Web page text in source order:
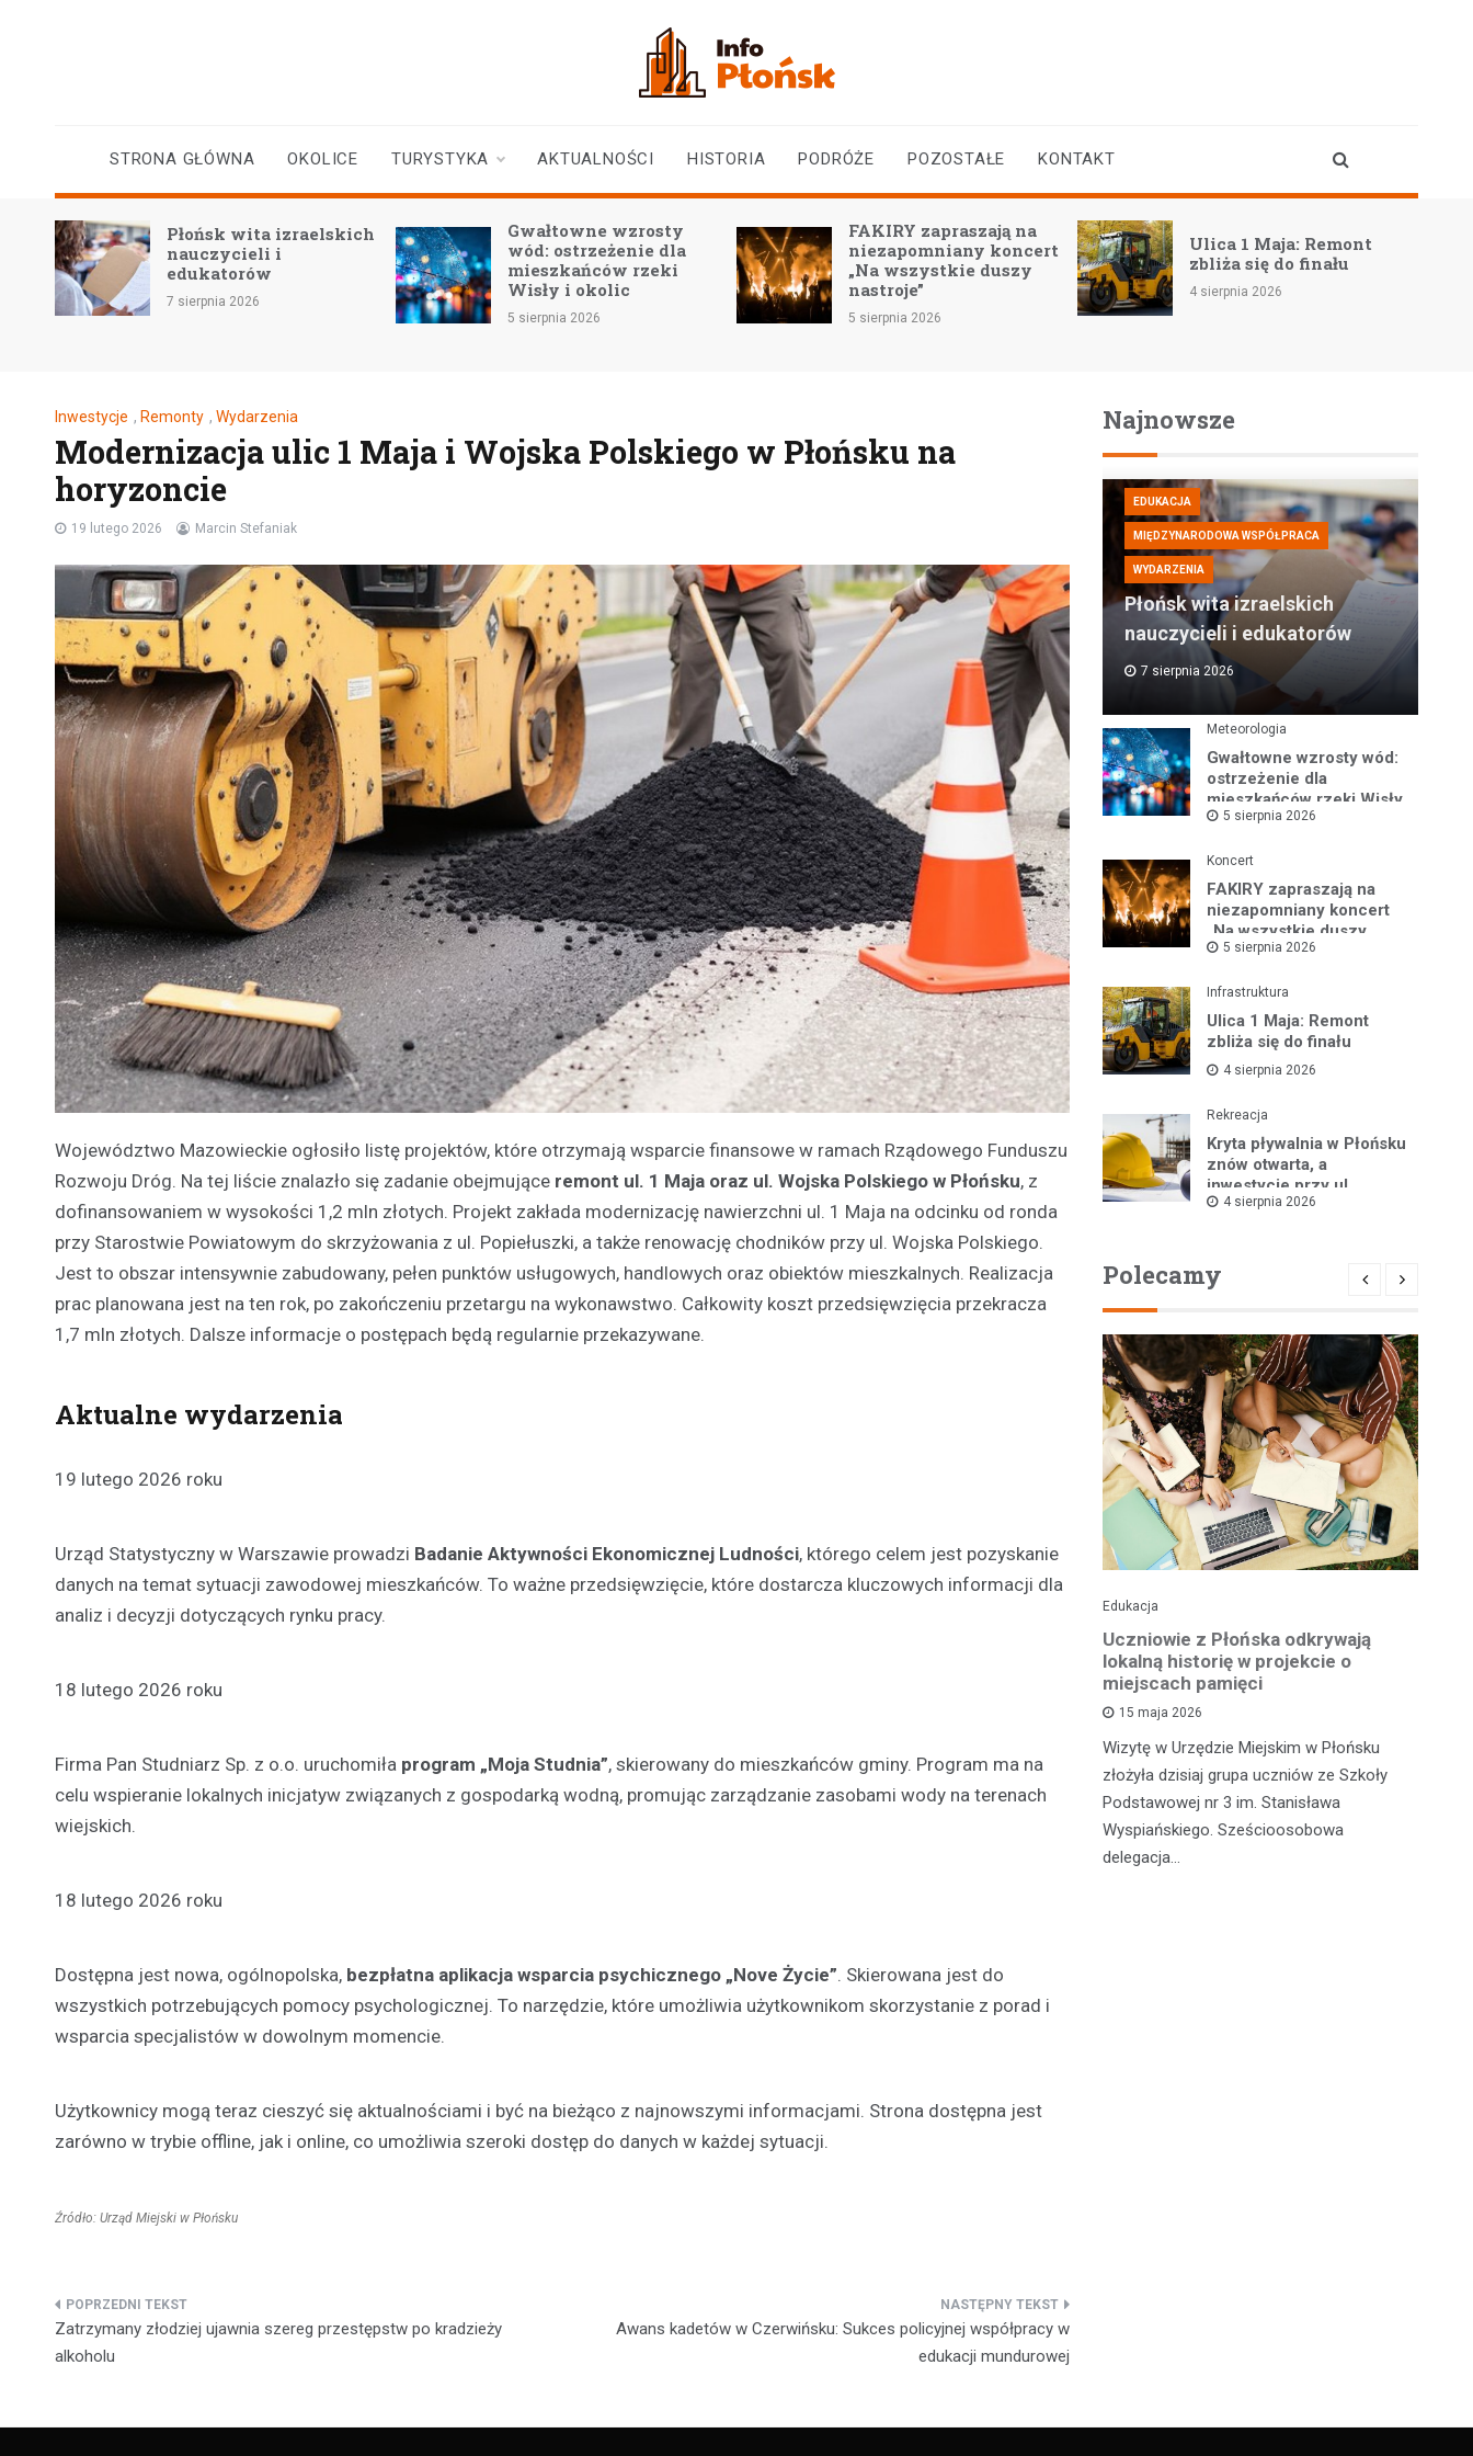
STRONA GŁÓWNA OKOLICE TURYSTYKA AKTUALNOŚCI HISTORIA PODRÓŻE POZOSTAŁE KONTAKT
Płońsk wita izraelskich
nauczycieli i
edukatorów
7 sierpnia 2026
Gwałtowne wzrosty
wód: ostrzeżenie dla
mieszkańców rzeki
Wisły i okolic
5 sierpnia 2026
FAKIRY zapraszają na
niezapomniany koncert
„Na wszystkie duszy
nastroje”
5 sierpnia 2026
Ulica 1 Maja: Remont
zbliża się do finału
4 sierpnia 2026
Inwestycje , Remonty , Wydarzenia
Modernizacja ulic 1 Maja i Wojska Polskiego w Płońsku na
horyzoncie
19 lutego 2026 Marcin Stefaniak
Województwo Mazowieckie ogłosiło listę projektów, które otrzymają wsparcie finansowe w ramach Rządowego Funduszu
Rozwoju Dróg. Na tej liście znalazło się zadanie obejmujące remont ul. 1 Maja oraz ul. Wojska Polskiego w Płońsku, z
dofinansowaniem w wysokości 1,2 mln złotych. Projekt zakłada modernizację nawierzchni ul. 1 Maja na odcinku od ronda
przy Starostwie Powiatowym do skrzyżowania z ul. Popiełuszki, a także renowację chodników przy ul. Wojska Polskiego.
Jest to obszar intensywnie zabudowany, pełen punktów usługowych, handlowych oraz obiektów mieszkalnych. Realizacja
prac planowana jest na ten rok, po zakończeniu przetargu na wykonawstwo. Całkowity koszt przedsięwzięcia przekracza
1,7 mln złotych. Dalsze informacje o postępach będą regularnie przekazywane.
Aktualne wydarzenia
19 lutego 2026 roku
Urząd Statystyczny w Warszawie prowadzi Badanie Aktywności Ekonomicznej Ludności, którego celem jest pozyskanie
danych na temat sytuacji zawodowej mieszkańców. To ważne przedsięwzięcie, które dostarcza kluczowych informacji dla
analiz i decyzji dotyczących rynku pracy.
18 lutego 2026 roku
Firma Pan Studniarz Sp. z o.o. uruchomiła program „Moja Studnia”, skierowany do mieszkańców gminy. Program ma na
celu wspieranie lokalnych inicjatyw związanych z gospodarką wodną, promując zarządzanie zasobami wody na terenach
wiejskich.
18 lutego 2026 roku
Dostępna jest nowa, ogólnopolska, bezpłatna aplikacja wsparcia psychicznego „Nove Życie”. Skierowana jest do
wszystkich potrzebujących pomocy psychologicznej. To narzędzie, które umożliwia użytkownikom skorzystanie z porad i
wsparcia specjalistów w dowolnym momencie.
Użytkownicy mogą teraz cieszyć się aktualnościami i być na bieżąco z najnowszymi informacjami. Strona dostępna jest
zarówno w trybie offline, jak i online, co umożliwia szeroki dostęp do danych w każdej sytuacji.
Źródło: Urząd Miejski w Płońsku
Nawigacja
wpisu
Zatrzymany złodziej ujawnia szereg przestępstw po kradzieży
alkoholu
Awans kadetów w Czerwińsku: Sukces policyjnej współpracy w
edukacji mundurowej
Najnowsze
EDUKACJA
MIĘDZYNARODOWA WSPÓŁPRACA
WYDARZENIA
Płońsk wita izraelskich
nauczycieli i edukatorów
7 sierpnia 2026
Meteorologia
Gwałtowne wzrosty wód:
ostrzeżenie dla
mieszkańców rzeki Wisły
i okolic
5 sierpnia 2026
Koncert
FAKIRY zapraszają na
niezapomniany koncert
„Na wszystkie duszy
nastroje”
5 sierpnia 2026
Infrastruktura
Ulica 1 Maja: Remont
zbliża się do finału
4 sierpnia 2026
Rekreacja
Kryta pływalnia w Płońsku
znów otwarta, a
inwestycje przy ul.
Kopernika w toku
4 sierpnia 2026
Polecamy
atmosferą w Starym Gralewie. To właśnie
tego dnia, mieszkańcy i goście miasteczka
zgromadzili się na…
Edukacja
Uczniowie z Płońska odkrywają
lokalną historię w projekcie o
miejscach pamięci
15 maja 2026
Wizytę w Urzędzie Miejskim w Płońsku
złożyła dzisiaj grupa uczniów ze Szkoły
Podstawowej nr 3 im. Stanisława
Wyspiańskiego. Sześcioosobowa
delegacja…